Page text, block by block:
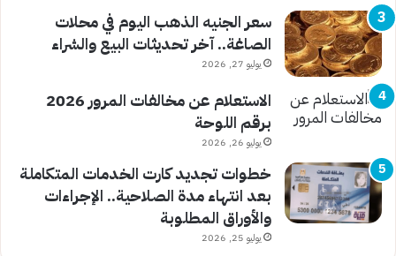
سعر الجنيه الذهب اليوم في محلات
الصاغة.. آخر تحديثات البيع والشراء
يوليو 27, 2026
الاستعلام عن مخالفات المرور 2026
برقم اللوحة
يوليو 26, 2026
خطوات تجديد كارت الخدمات المتكاملة
بعد انتهاء مدة الصلاحية.. الإجراءات
والأوراق المطلوبة
يوليو 25, 2026